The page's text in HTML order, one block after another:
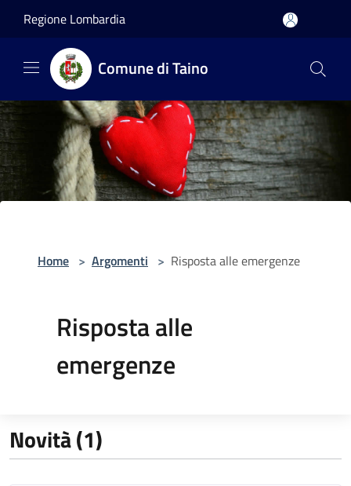
Regione Lombardia
Comune di Taino
Home > Argomenti > Risposta alle emergenze
Risposta alle
emergenze
Novità (1)